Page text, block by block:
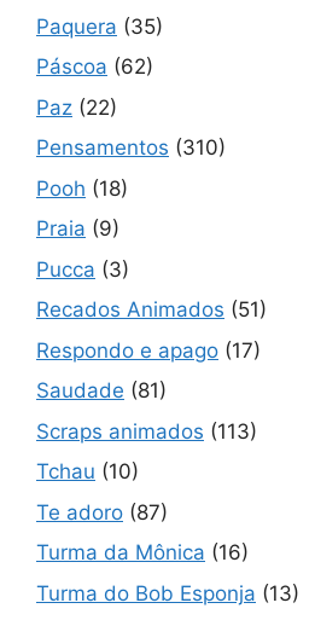
Paquera (35)
Páscoa (62)
Paz (22)
Pensamentos (310)
Pooh (18)
Praia (9)
Pucca (3)
Recados Animados (51)
Respondo e apago (17)
Saudade (81)
Scraps animados (113)
Tchau (10)
Te adoro (87)
Turma da Mônica (16)
Turma do Bob Esponja (13)